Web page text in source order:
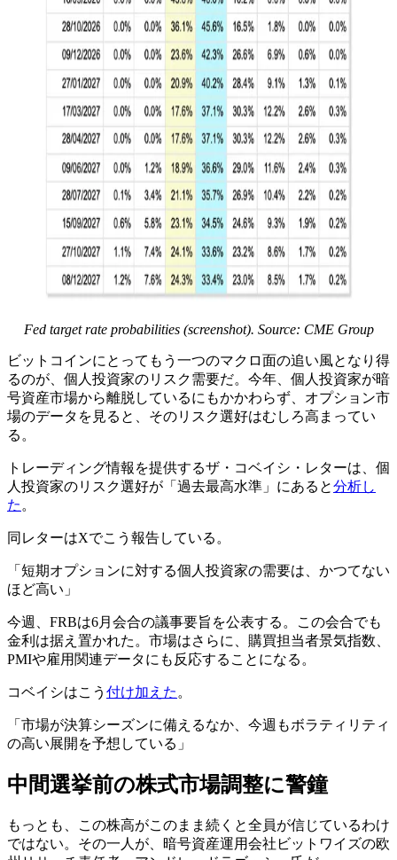
Fed target rate probabilities (screenshot). Source: CME Group
ビットコインにとってもう一つのマクロ面の追い風となり得
るのが、個人投資家のリスク需要だ。今年、個人投資家が暗
号資産市場から離脱しているにもかかわらず、オプション市
場のデータを見ると、そのリスク選好はむしろ高まってい
る。
トレーディング情報を提供するザ・コベイシ・レターは、個
人投資家のリスク選好が「過去最高水準」にあると分析し
た 。
同レターはXでこう報告している。
「短期オプションに対する個人投資家の需要は、かつてない
ほど高い」
今週、FRBは6月会合の議事要旨を公表する。この会合でも
金利は据え置かれた。市場はさらに、購買担当者景気指数、
PMIや雇用関連データにも反応することになる。
コベイシはこう 付け加えた 。
「市場が決算シーズンに備えるなか、今週もボラティリティ
の高い展開を予想している」
中間選挙前の株式市場調整に警鐘
もっとも、この株高がこのまま続くと全員が信じているわけ
ではない。その一人が、暗号資産運用会社ビットワイズの欧